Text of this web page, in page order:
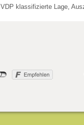
VDP klassifizierte Lage,